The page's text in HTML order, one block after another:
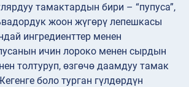
тамактардын бири – “пупуса”,
жоон жүгөрү лепешкасы
ингредиенттер менен
ичин лороко менен сырдын
толтуруп, өзгөчө даамдуу тамак
боло турган гүлдөрдүн